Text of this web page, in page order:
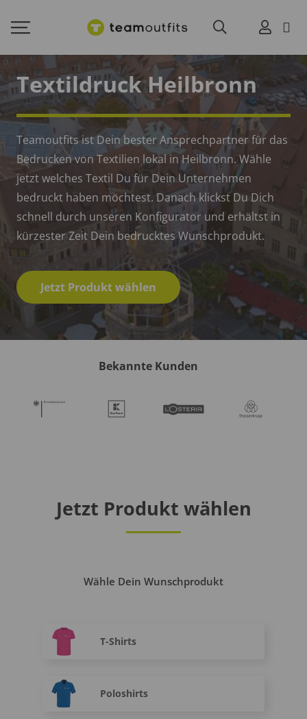
Textildruck Heilbronn
Teamoutfits ist Dein bester Ansprechpartner für das
Bedrucken von Textilien lokal in Heilbronn. Wähle
jetzt welches Textil Du für Dein Unternehmen
bedruckt haben möchtest. Danach klickst Du Dich
schnell durch unseren Konfigurator und erhältst in
kürzester Zeit Dein bedrucktes Wunschprodukt.
Jetzt Produkt wählen
Bekannte Kunden
Jetzt Produkt wählen
Wähle Dein Wunschprodukt
T-Shirts
Poloshirts